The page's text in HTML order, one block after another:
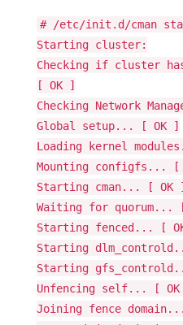
# /etc/init.d/cman
Starting cluster:
Checking if cluster
[ OK ]
Checking Network
Global setup... [ OK ]
Loading kernel
Mounting configfs... [
Starting cman... [ OK ]
Waiting for quorum...
Starting fenced... [
Starting
Starting
Unfencing self... [
Joining fence